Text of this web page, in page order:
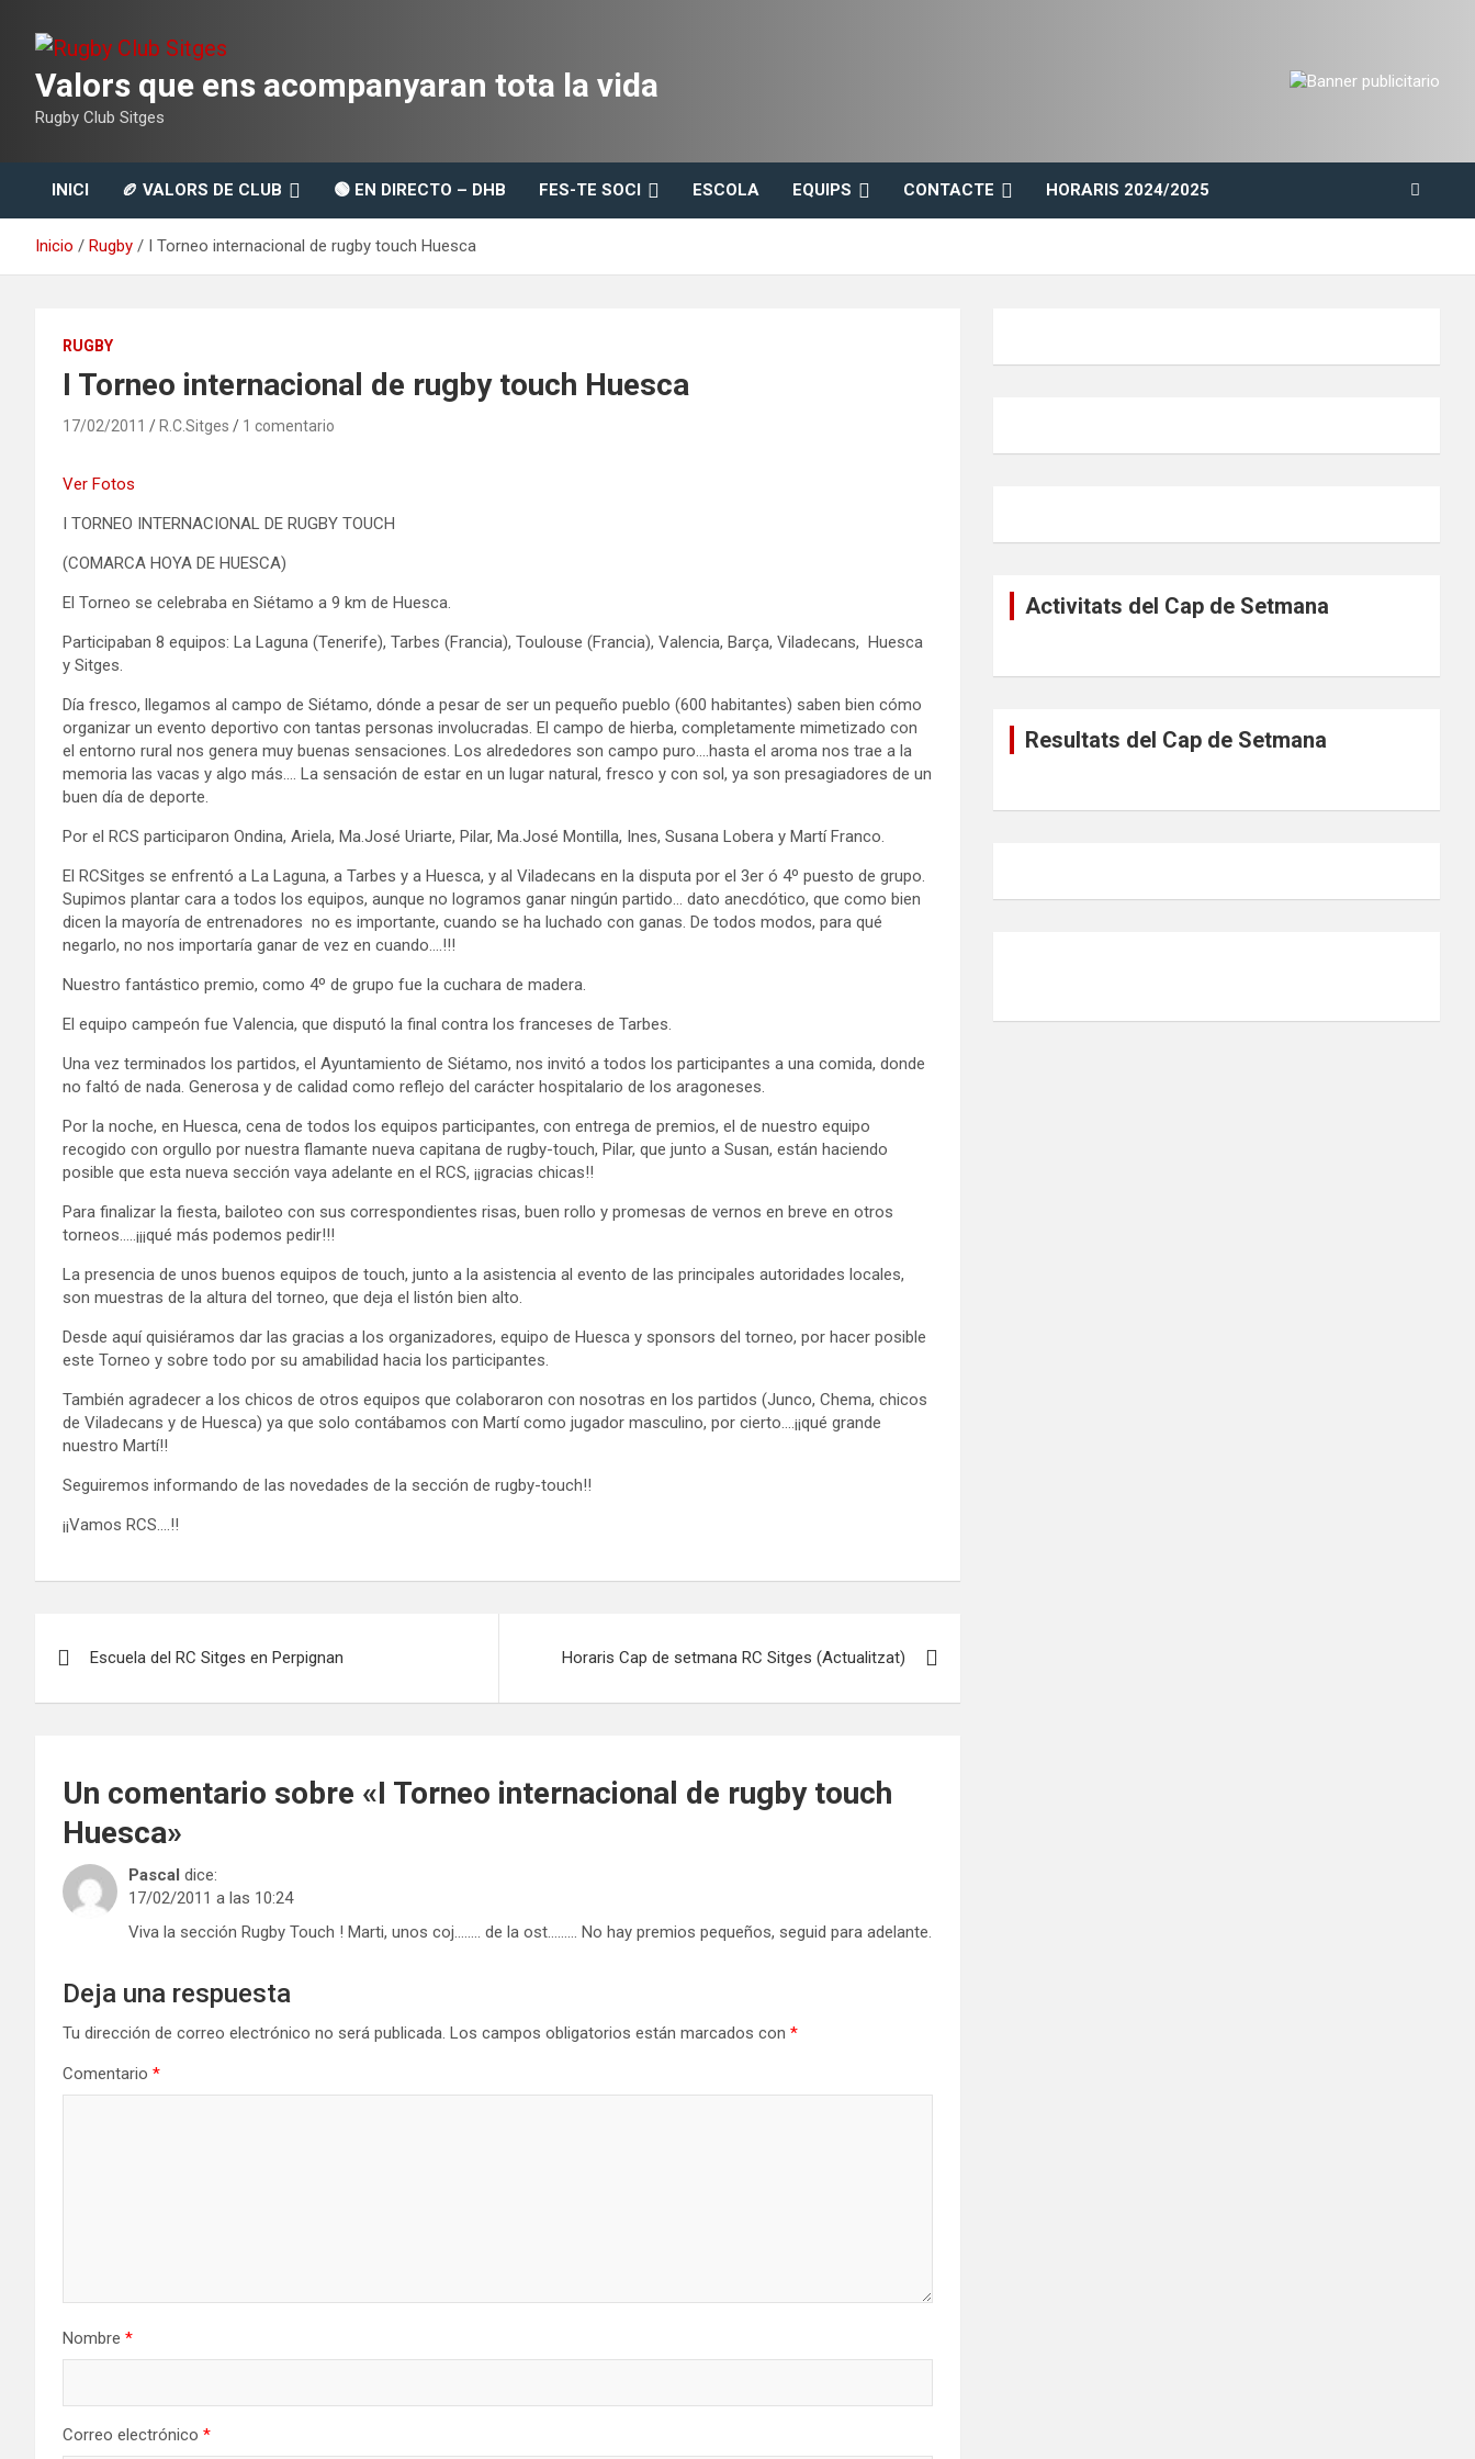
contenido
Valors que ens acompanyaran tota la vida
Rugby Club Sitges
INICI 🏉 VALORS DE CLUB 🟢 EN DIRECTO – DHB FES-TE SOCI ESCOLA EQUIPS CONTACTE HORARIS 2024/2025
Inicio Rugby I Torneo internacional de rugby touch Huesca
RUGBY
I Torneo internacional de rugby touch Huesca
17/02/2011 R.C.Sitges 1 comentario
Ver Fotos
I TORNEO INTERNACIONAL DE RUGBY TOUCH
(COMARCA HOYA DE HUESCA)
El Torneo se celebraba en Siétamo a 9 km de Huesca.
Participaban 8 equipos: La Laguna (Tenerife), Tarbes (Francia), Toulouse (Francia), Valencia, Barça, Viladecans, Huesca
y Sitges.
Día fresco, llegamos al campo de Siétamo, dónde a pesar de ser un pequeño pueblo (600 habitantes) saben bien cómo
organizar un evento deportivo con tantas personas involucradas. El campo de hierba, completamente mimetizado con
el entorno rural nos genera muy buenas sensaciones. Los alrededores son campo puro….hasta el aroma nos trae a la
memoria las vacas y algo más…. La sensación de estar en un lugar natural, fresco y con sol, ya son presagiadores de un
buen día de deporte.
Por el RCS participaron Ondina, Ariela, Ma.José Uriarte, Pilar, Ma.José Montilla, Ines, Susana Lobera y Martí Franco.
El RCSitges se enfrentó a La Laguna, a Tarbes y a Huesca, y al Viladecans en la disputa por el 3er ó 4º puesto de grupo.
Supimos plantar cara a todos los equipos, aunque no logramos ganar ningún partido… dato anecdótico, que como bien
dicen la mayoría de entrenadores no es importante, cuando se ha luchado con ganas. De todos modos, para qué
negarlo, no nos importaría ganar de vez en cuando….!!!
Nuestro fantástico premio, como 4º de grupo fue la cuchara de madera.
El equipo campeón fue Valencia, que disputó la final contra los franceses de Tarbes.
Una vez terminados los partidos, el Ayuntamiento de Siétamo, nos invitó a todos los participantes a una comida, donde
no faltó de nada. Generosa y de calidad como reflejo del carácter hospitalario de los aragoneses.
Por la noche, en Huesca, cena de todos los equipos participantes, con entrega de premios, el de nuestro equipo
recogido con orgullo por nuestra flamante nueva capitana de rugby-touch, Pilar, que junto a Susan, están haciendo
posible que esta nueva sección vaya adelante en el RCS, ¡¡gracias chicas!!
Para finalizar la fiesta, bailoteo con sus correspondientes risas, buen rollo y promesas de vernos en breve en otros
torneos…..¡¡¡qué más podemos pedir!!!
La presencia de unos buenos equipos de touch, junto a la asistencia al evento de las principales autoridades locales,
son muestras de la altura del torneo, que deja el listón bien alto.
Desde aquí quisiéramos dar las gracias a los organizadores, equipo de Huesca y sponsors del torneo, por hacer posible
este Torneo y sobre todo por su amabilidad hacia los participantes.
También agradecer a los chicos de otros equipos que colaboraron con nosotras en los partidos (Junco, Chema, chicos
de Viladecans y de Huesca) ya que solo contábamos con Martí como jugador masculino, por cierto….¡¡qué grande
nuestro Martí!!
Seguiremos informando de las novedades de la sección de rugby-touch!!
¡¡Vamos RCS….!!
de
Escuela del RC Sitges en Perpignan Horaris Cap de setmana RC Sitges (Actualitzat)
Un comentario sobre «I Torneo internacional de rugby touch
Huesca»
Pascal dice:
17/02/2011 a las 10:24
Viva la sección Rugby Touch ! Marti, unos coj…….. de la ost……… No hay premios pequeños, seguid para adelante.
Deja una respuesta
Tu dirección de correo electrónico no será publicada. Los campos obligatorios están marcados con *
Comentario *
Nombre *
Correo electrónico *
Activitats del Cap de Setmana
Resultats del Cap de Setmana